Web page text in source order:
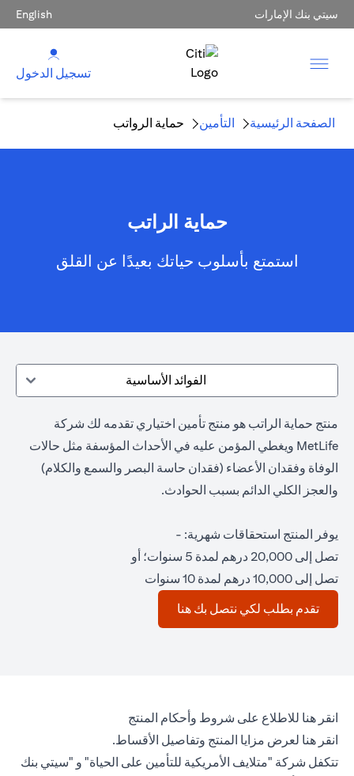
سيتي بنك الإمارات English
تسجيل الدخول
الصفحة الرئيسية التأمين حماية الرواتب
حماية الراتب
استمتع بأسلوب حياتك بعيدًا عن القلق
الفوائد الأساسية
منتج حماية الراتب هو منتج تأمين اختياري تقدمه لك شركة
MetLife ويغطي المؤمن عليه في الأحداث المؤسفة مثل حالات
الوفاة وفقدان الأعضاء (فقدان حاسة البصر والسمع والكلام)
والعجز الكلي الدائم بسبب الحوادث.
يوفر المنتج استحقاقات شهرية: -
تصل إلى 20,000 درهم لمدة 5 سنوات؛ أو
تصل إلى 10,000 درهم لمدة 10 سنوات
تقدم بطلب لكي نتصل بك هنا
انقر هنا (opens in a new tab)للاطلاع على شروط وأحكام المنتج
انقر هنا (opens in a new tab)لعرض مزايا المنتج وتفاصيل الأقساط.
تتكفل شركة "متلايف الأمريكية للتأمين على الحياة" و "سيتي بنك